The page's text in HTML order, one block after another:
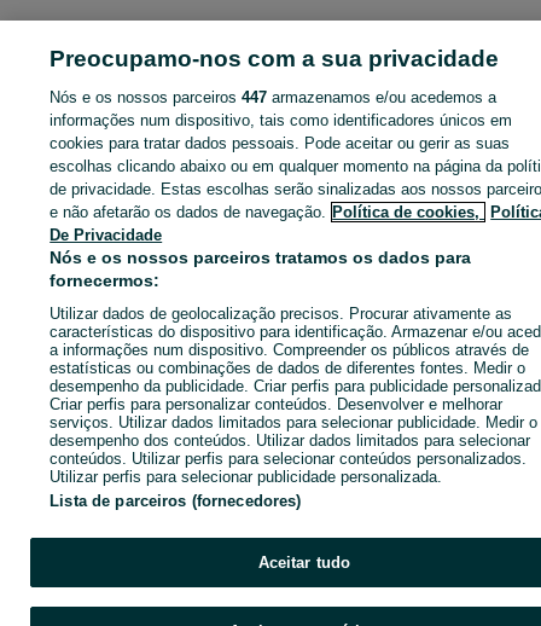
ID:664098557 Cliques:
Entra na tua conta OLX ou cria uma nova para contactares
anunciante
Entrar ou criar conta
Ligar / SMS Enviar mensagem
Preocupamo-nos com a sua privacidade
Nós e os nossos parceiros447 armazenamos e/ou acedemos a
informações num dispositivo, tais como identificadores únicos em
cookies para tratar dados pessoais. Pode aceitar ou gerir as suas
escolhas clicando abaixo ou em qualquer momento na página da
de privacidade. Estas escolhas serão sinalizadas aos nossos
e não afetarão os dados de navegação. Política de cookies,
De Privacidade
Nós e os nossos parceiros tratamos os dados para
fornecermos:
Utilizar dados de geolocalização precisos. Procurar ativamente as
características do dispositivo para identificação. Armazenar e/ou
a informações num dispositivo. Compreender os públicos através de
estatísticas ou combinações de dados de diferentes fontes. Medir o
desempenho da publicidade. Criar perfis para publicidade
Criar perfis para personalizar conteúdos. Desenvolver e melhorar
serviços. Utilizar dados limitados para selecionar publicidade. Medir o
desempenho dos conteúdos. Utilizar dados limitados para selecionar
conteúdos. Utilizar perfis para selecionar conteúdos personalizados.
Utilizar perfis para selecionar publicidade personalizada.
Lista de parceiros (fornecedores)
Aceitar tudo